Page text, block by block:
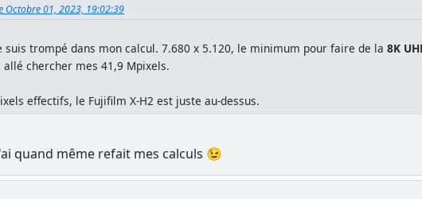
Octobre 01, 2023, 19:02:39
suis trompé dans mon calcul. 7.680 x 5.120, le minimum pour faire de la 8K
allé chercher mes 41,9 Mpixels.
effectifs, le Fujifilm X-H2 est juste au-dessus.
quand même refait mes calculs 😉